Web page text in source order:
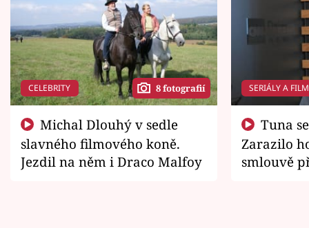
CELEBRITY 8 fotografií
slavného filmového koně.
Jezdil na něm i Draco Malfoy
SERIÁLY A
Zarazilo
smlouvě